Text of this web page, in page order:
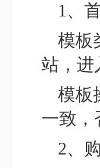
1、
模板
站，进
模板
一致，
2、